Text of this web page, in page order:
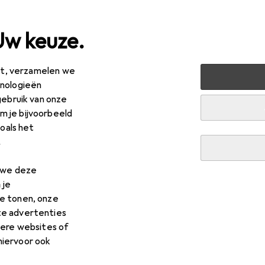
keuze.
verzamelen we
van onze
je bijvoorbeeld
het
deze
je
tonen, onze
advertenties
websites of
ook
Buiten